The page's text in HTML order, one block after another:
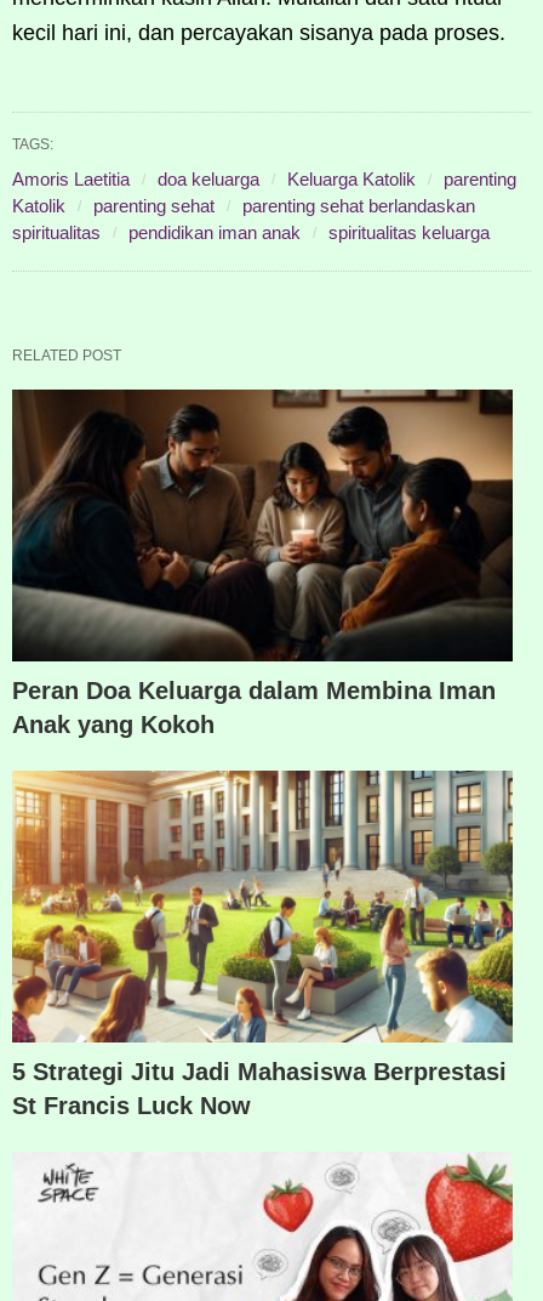
kecil hari ini, dan percayakan sisanya pada proses.
TAGS:
Amoris Laetitia doa keluarga Keluarga Katolik
parenting
Katolik
parenting sehat
parenting sehat berlandaskan
spiritualitas
pendidikan iman anak spiritualitas keluarga
RELATED POST
Peran Doa Keluarga dalam Membina Iman
Anak yang Kokoh
5 Strategi Jitu Jadi Mahasiswa Berprestasi
St Francis Luck Now